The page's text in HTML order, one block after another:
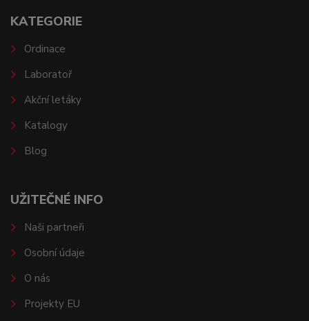
KATEGORIE
Ordinace
Laboratoř
Akční letáky
Katalogy
Blog
UŽITEČNÉ INFO
Naši partneři
Osobní údaje
O nás
Projekty EU